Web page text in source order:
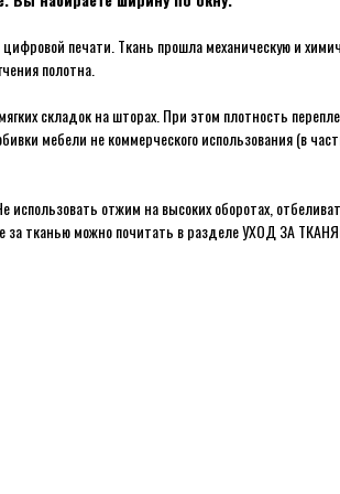
печати. Ткань прошла механическую и
полотна.
складок на шторах. При этом плотность
мебели не коммерческого использования (в
использовать отжим на высоких оборотах,
за тканью можно почитать в разделе УХОД ЗА